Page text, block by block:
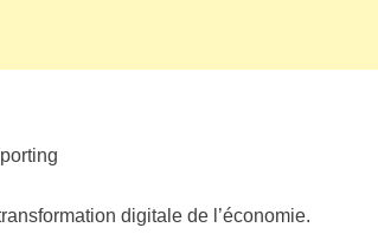
digitale de l’économie.